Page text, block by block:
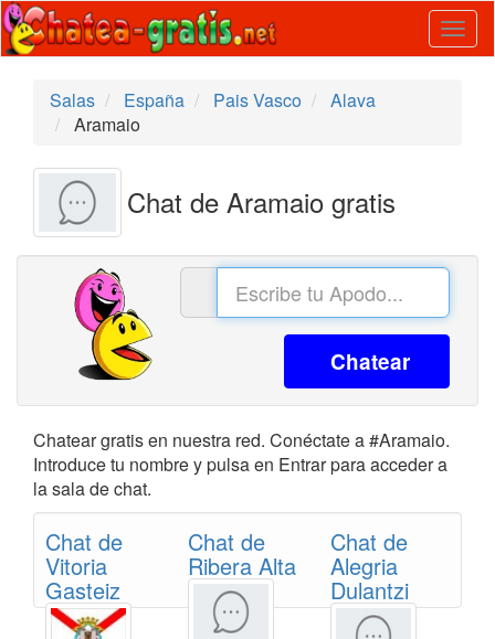
Salas
España Pais Vasco
Alava
Aramaio
Chat de Aramaio gratis
Chatear
Chatear gratis en nuestra red. Conéctate a #Aramaio.
Introduce tu nombre y pulsa en Entrar para acceder a
la sala de chat.
Chat de
Vitoria
Gasteiz
Chat de
Ribera Alta
Chat de
Alegria
Dulantzi